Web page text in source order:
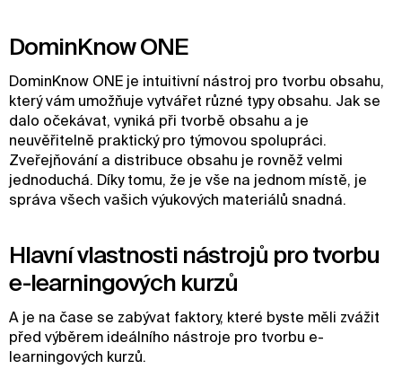
DominKnow ONE
DominKnow ONE je intuitivní nástroj pro tvorbu obsahu,
který vám umožňuje vytvářet různé typy obsahu. Jak se
dalo očekávat, vyniká při tvorbě obsahu a je
neuvěřitelně praktický pro týmovou spolupráci.
Zveřejňování a distribuce obsahu je rovněž velmi
jednoduchá. Díky tomu, že je vše na jednom místě, je
správa všech vašich výukových materiálů snadná.
Hlavní vlastnosti nástrojů pro tvorbu
e-learningových kurzů
A je na čase se zabývat faktory, které byste měli zvážit
před výběrem ideálního nástroje pro tvorbu e-
learningových kurzů.